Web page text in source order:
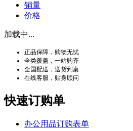
销量
价格
加载中...
正品保障，购物无忧
全类覆盖，一站购齐
全国配送，送货到桌
在线客服，贴身顾问
快速订购单
办公用品订购表单